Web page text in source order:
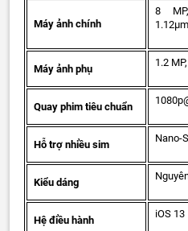
Máy ảnh chính
8
Máy ảnh phụ
1.2
Quay phim tiêu chuẩn
Hỗ trợ nhiều sim
Nano-
Kiểu dáng
Hệ điều hành
iOS 13